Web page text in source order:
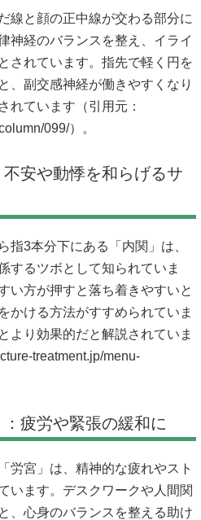
線と顔の正中線が交わる部分に
神経のバランスを整え、イライ
されています。指先で軽く円を
、副交感神経が働きやすくなり
れています（引用元：
099/）。
安や動悸を和らげるサ
指3本分下にある「内関」は、
するツボとして知られていま
い方が押すと落ち着きやすいと
かける方法がすすめられていま
より効果的だと解説されていま
treatment.jp/menu-
疲労や緊張の緩和に
労宮」は、精神的な疲れやスト
います。デスクワークや人間関
、心身のバランスを整える助け